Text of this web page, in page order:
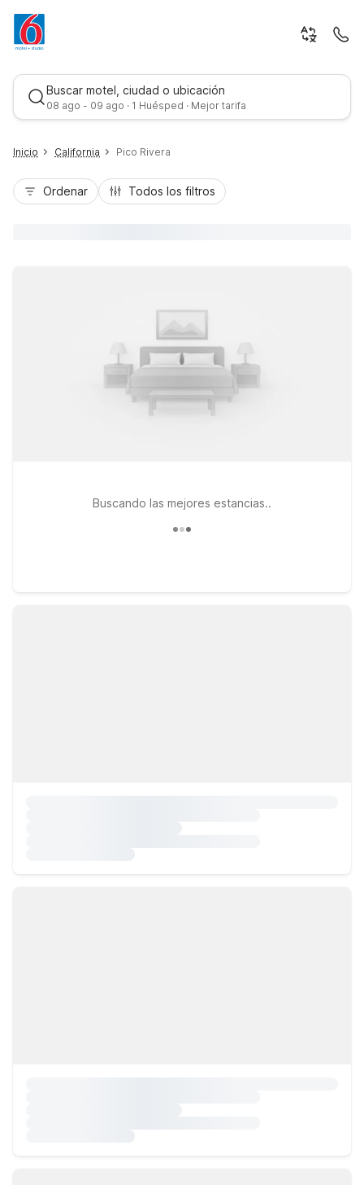
Buscar motel, ciudad o ubicación
08 ago - 09 ago · 1 Huésped · Mejor tarifa
Inicio California Pico Rivera
Ordenar Todos los filtros
Buscando las mejores estancias..